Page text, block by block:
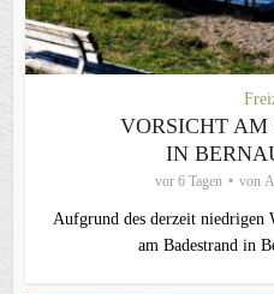
VORSICHT
IN
vor 6 Tagen von
Aufgrund des derzeit niedrigen
am Badestrand in